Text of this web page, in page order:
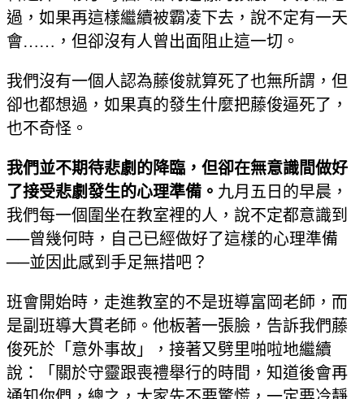
過，如果再這樣繼續被霸凌下去，說不定有一天
會……，但卻沒有人曾出面阻止這一切。
我們沒有一個人認為藤俊就算死了也無所謂，但
卻也都想過，如果真的發生什麼把藤俊逼死了，
也不奇怪。
我們並不期待悲劇的降臨，但卻在無意識間做好
了接受悲劇發生的心理準備。 九月五日的早晨，
我們每一個圍坐在教室裡的人，說不定都意識到
──曾幾何時，自己已經做好了這樣的心理準備
──並因此感到手足無措吧？
班會開始時，走進教室的不是班導富岡老師，而
是副班導大貫老師。他板著一張臉，告訴我們藤
俊死於「意外事故」，接著又劈里啪啦地繼續
說：「關於守靈跟喪禮舉行的時間，知道後會再